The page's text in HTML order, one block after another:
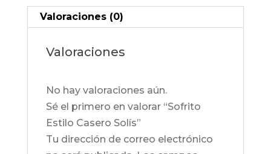
Valoraciones (0)
Valoraciones
No hay valoraciones aún.
Sé el primero en valorar “Sofrito
Estilo Casero Solís”
Tu dirección de correo electrónico